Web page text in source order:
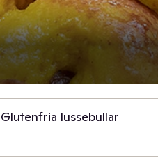
3 t
Glutenfria lussebullar